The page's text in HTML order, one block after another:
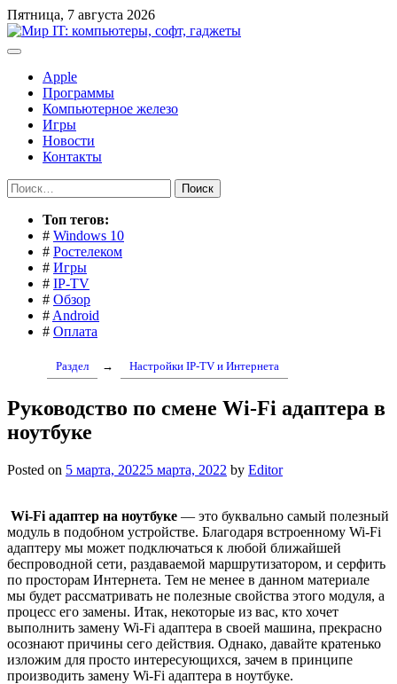
Перейти
к
содержимому
Пятница, 7 августа 2026
Apple
Программы
Компьютерное железо
Игры
Новости
Контакты
Найти:
Toп тегов:
# Windows 10
# Ростелеком
# Игры
# IP-TV
# Обзор
# Android
# Оплата
Раздел → Настройки IP-TV и Интернета
Руководство по смене Wi-Fi адаптера в
ноутбуке
Posted on 5 марта, 20225 марта, 2022 by Editor
Wi-Fi адаптер на ноутбуке — это буквально самый полезный
модуль в подобном устройстве. Благодаря встроенному Wi-Fi
адаптеру мы может подключаться к любой ближайшей
беспроводной сети, раздаваемой маршрутизатором, и серфить
по просторам Интернета. Тем не менее в данном материале
мы будет рассматривать не полезные свойства этого модуля, а
процесс его замены. Итак, некоторые из вас, кто хочет
выполнить замену Wi-Fi адаптера в своей машина, прекрасно
осознают причины сего действия. Однако, давайте кратенько
изложим для просто интересующихся, зачем в принципе
производить замену Wi-Fi адаптера в ноутбуке.